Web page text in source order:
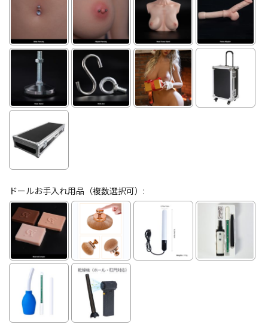
ドールお手入れ用品（複数選択可）: